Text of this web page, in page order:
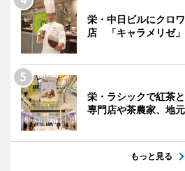
栄・中日ビルにクロ
店 「キャラメリゼ
栄・ラシックで紅茶
専門店や茶農家、地
もっと見る